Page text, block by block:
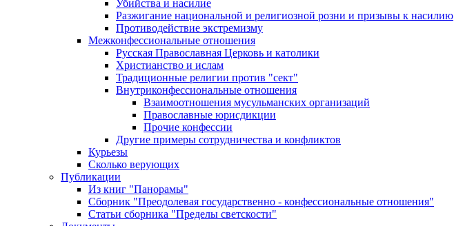
Убийства и насилие
Разжигание национальной и религиозной розни и призывы к насилию
Противодействие экстремизму
Межконфессиональные отношения
Русская Православная Церковь и католики
Христианство и ислам
Традиционные религии против "сект"
Внутриконфессиональные отношения
Взаимоотношения мусульманских организаций
Православные юрисдикции
Прочие конфессии
Другие примеры сотрудничества и конфликтов
Курьезы
Сколько верующих
Публикации
Из книг "Панорамы"
Сборник "Преодолевая государственно - конфессиональные отношения"
Статьи сборника "Пределы светскости"